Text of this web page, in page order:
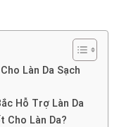
Làn Da Sạch
Hỗ Trợ Làn Da
Cho Làn Da?